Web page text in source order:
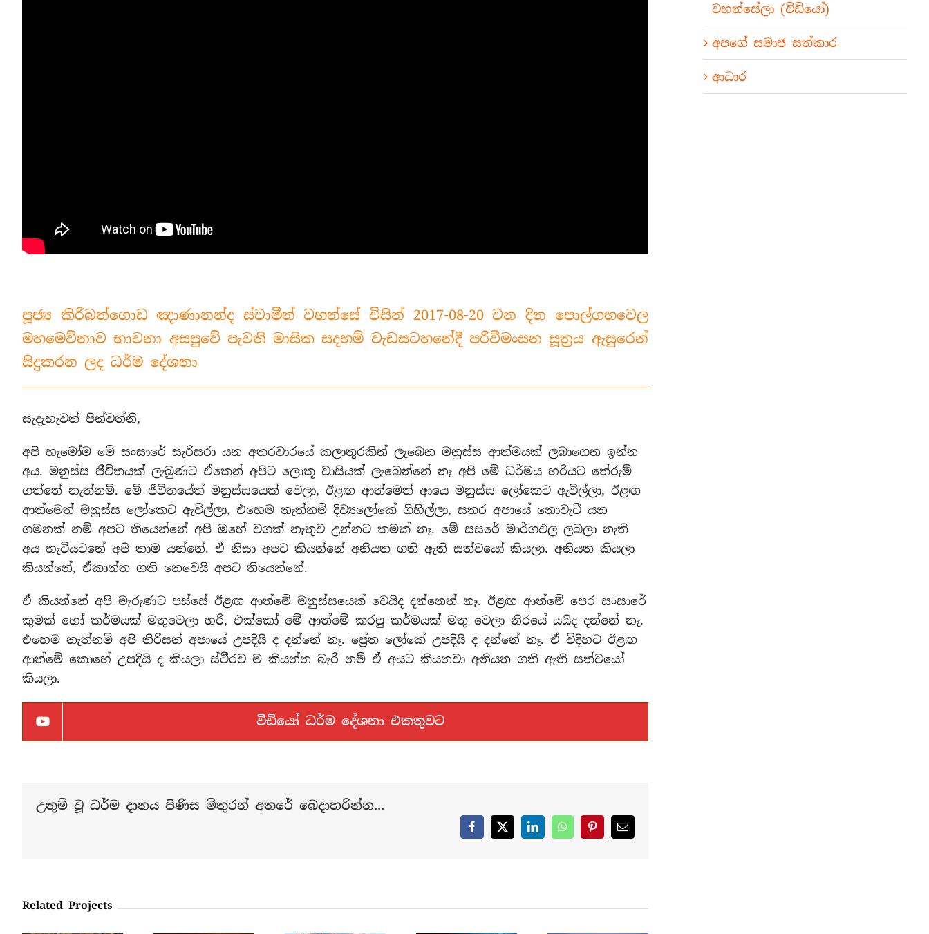
පූජ්‍ය කිරිබත්ගොඩ ඤාණානන්ද ස්වාමීන් වහන්සේ විසින් 2017-08-20 වන දින පොල්ගහවෙල
මහමෙව්නාව භාවනා අසපුවේ පැවති මාසික සදහම් වැඩසටහනේදී පරිවීමංසන සූත්‍රය ඇසුරෙන්
සිදුකරන ලද ධර්ම දේශනා
සැදැහැවත් පින්වත්නි,
අපි හැමෝම මේ සංසාරේ සැරිසරා යන අතරවාරයේ කලාතුරකින් ලැබෙන මනුස්ස ආත්මයක් ලබාගෙන ඉන්න
අය. මනුස්ස ජීවිතයක් ලැබුණට ඒකෙන් අපිට ලොකූ වාසියක් ලැබෙන්නේ නෑ අපි මේ ධර්මය හරියට තේරුම්
ගත්තේ නැත්නම්. මේ ජීවිතයේත් මනුස්සයෙක් වෙලා, ඊළඟ ආත්මෙත් ආයෙ මනුස්ස ලෝකෙට ඇවිල්ලා, ඊළඟ
ආත්මෙත් මනුස්ස ලෝකෙට ඇවිල්ලා, එහෙම නැත්නම් දිව්‍යලෝකේ ගිහිල්ලා, සතර අපායේ නොවැටී යන
ගමනක් නම් අපට තියෙන්නේ අපි ඔහේ වගක් නැතුව උන්නට කමක් නෑ. මේ සසරේ මාර්ගඵල ලබලා නැති
අය හැටියටනේ අපි තාම යන්නේ. ඒ නිසා අපට කියන්නේ අනියත ගති ඇති සත්වයෝ කියලා. අනියත කියලා
කියන්නේ, ඒකාන්ත ගති නෙවෙයි අපට තියෙන්නේ.
ඒ කියන්නේ අපි මැරුණට පස්සේ ඊළඟ ආත්මේ මනුස්සයෙක් වෙයිද දන්නෙත් නෑ. ඊළඟ ආත්මේ පෙර සංසාරේ
කුමක් හෝ කර්මයක් මතුවෙලා හරි, එක්කෝ මේ ආත්මේ කරපු කර්මයක් මතු වෙලා නිරයේ යයිද දන්නේ නෑ.
එහෙම නැත්නම් අපි තිරිසන් අපායේ උපදියි ද දන්නේ නෑ. ප්‍රේත ලෝකේ උපදියි ද දන්නේ නෑ. ඒ විදිහට ඊළඟ
ආත්මේ කොහේ උපදියි ද කියලා ස්ථීරව ම කියන්න බැරි නම් ඒ අයට කියනවා අනියත ගති ඇති සත්වයෝ
කියලා.
වීඩියෝ ධර්ම දේශනා එකතුවට
උතුම් වූ ධර්ම දානය පිණිස මිතුරන් අතරේ බෙදාහරින්න...
Facebook
X LinkedInWhatsAppPinterestEmail
Related Projects
වහන්සේලා (වීඩියෝ)
අපගේ සමාජ සත්කාර
ආධාර